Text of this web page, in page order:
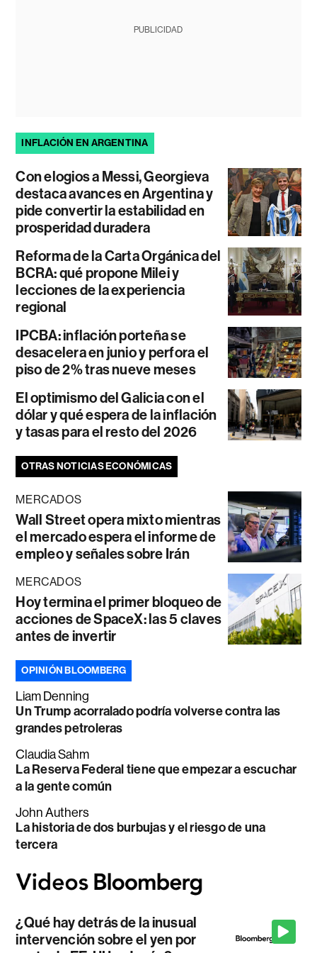
PUBLICIDAD
INFLACIÓN EN ARGENTINA
Con elogios a Messi, Georgieva
destaca avances en Argentina y
pide convertir la estabilidad en
prosperidad duradera
Reforma de la Carta Orgánica del
BCRA: qué propone Milei y
lecciones de la experiencia
regional
IPCBA: inflación porteña se
desacelera en junio y perfora el
piso de 2% tras nueve meses
El optimismo del Galicia con el
dólar y qué espera de la inflación
y tasas para el resto del 2026
OTRAS NOTICIAS ECONÓMICAS
MERCADOS
Wall Street opera mixto mientras
el mercado espera el informe de
empleo y señales sobre Irán
MERCADOS
Hoy termina el primer bloqueo de
acciones de SpaceX: las 5 claves
antes de invertir
OPINIÓN BLOOMBERG
Liam Denning
Un Trump acorralado podría volverse contra las
grandes petroleras
Claudia Sahm
La Reserva Federal tiene que empezar a escuchar
a la gente común
John Authers
La historia de dos burbujas y el riesgo de una
tercera
¿Qué hay detrás de la inusual
intervención sobre el yen por